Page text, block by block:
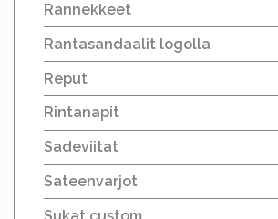
Rannekkeet
Rantasandaalit logolla
Reput
Rintanapit
Sadeviitat
Sateenvarjot